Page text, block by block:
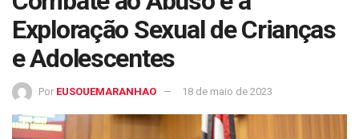
Exploração Sexual de Crianças
e Adolescentes
Por EUSOUEMARANHAO 18 de maio de 2023